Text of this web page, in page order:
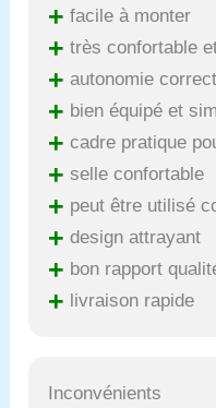
+ facile à monter
+ très confortable
+ autonomie
+ bien équipé et
+ cadre pratique
+ selle confortable
+ peut être utilisé
+ design attrayant
+ bon rapport
+ livraison rapide
Inconvénients